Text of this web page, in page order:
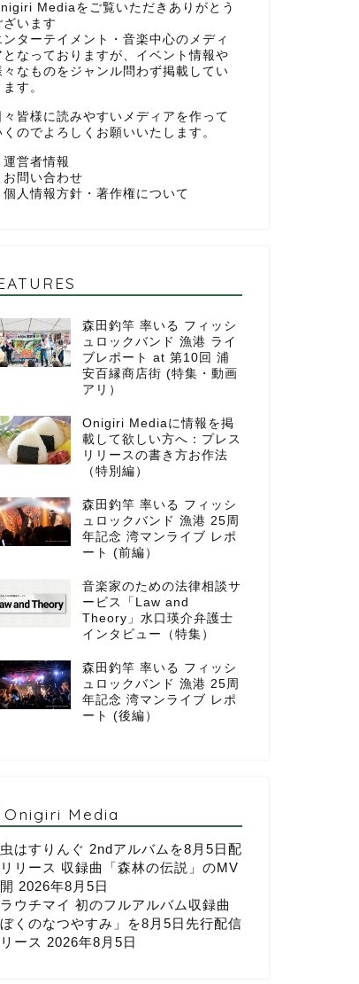
Mediaをご覧いただきありがとう
ざいます
ンターテイメント・音楽中心のメディ
となっておりますが、イベント情報や
々なものをジャンル問わず掲載してい
ます。
々皆様に読みやすいメディアを作って
くのでよろしくお願いいたします。
運営者情報
お問い合わせ
個人情報方針・著作権について
森田釣竿 率いる フィッシ
ュロックバンド 漁港 ライ
ブレポート at 第10回 浦
安百縁商店街 (特集・動画
アリ）
Onigiri Mediaに情報を掲
載して欲しい方へ：プレス
リリースの書き方お作法
（特別編）
森田釣竿 率いる フィッシ
ュロックバンド 漁港 25周
年記念 湾マンライブ レポ
ート (前編）
音楽家のための法律相談サ
ービス「Law and
Theory」水口瑛介弁護士
インタビュー（特集）
森田釣竿 率いる フィッシ
ュロックバンド 漁港 25周
年記念 湾マンライブ レポ
ート (後編）
Onigiri Media
はすりんぐ 2ndアルバムを8月5日配
リース 収録曲「森林の伝説」のMV
2026年8月5日
ウチマイ 初のフルアルバム収録曲
ぼくのなつやすみ」を8月5日先行配信
ース 2026年8月5日